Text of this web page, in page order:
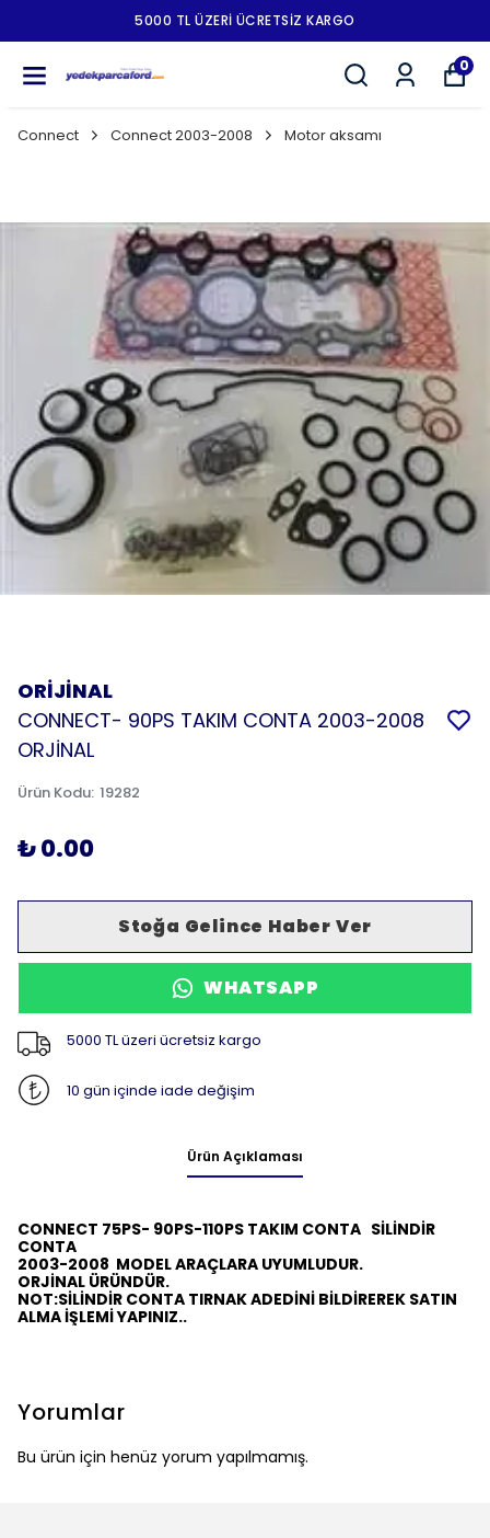
5000 TL ÜZERI ÜCRETSIZ KARGO
0
Connect Connect 2003-2008 Motor aksamı
ORİJİNAL
CONNECT- 90PS TAKIM CONTA 2003-2008
ORJİNAL
Ürün Kodu: 19282
₺ 0.00
Stoğa Gelince Haber Ver
WHATSAPP
5000 TL üzeri ücretsiz kargo
10 gün içinde iade değişim
Ürün Açıklaması
CONNECT 75PS- 90PS-110PS TAKIM CONTA SİLİNDİR
CONTA
2003-2008 MODEL ARAÇLARA UYUMLUDUR.
ORJİNAL ÜRÜNDÜR.
NOT:SİLİNDİR CONTA TIRNAK ADEDİNİ BİLDİREREK SATIN
ALMA İŞLEMİ YAPINIZ..
Yorumlar
Bu ürün için henüz yorum yapılmamış.